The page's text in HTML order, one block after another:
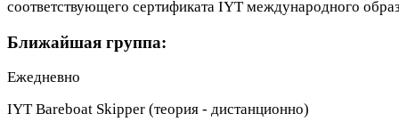
соответствующего сертификата IYT международного
Ближайшая группа:
Ежедневно
IYT Bareboat Skipper (теория - дистанционно)